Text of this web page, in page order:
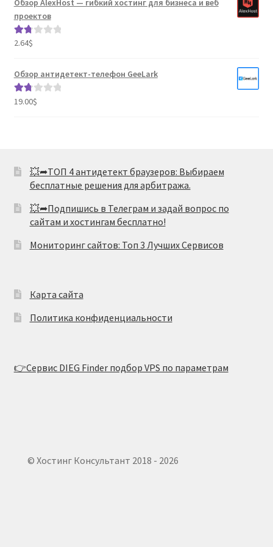
Обзор AlexHost — гибкий хостинг для бизнеса и веб
проектов
Оце
1.80
из 5
2.64$
Обзор антидетект-телефон GeeLark
Оце
19.00$
💥➦ТОП 4 антидетект браузеров: Выбираем
бесплатные решения для арбитража.
💥➦Подпишись в Телеграм и задай вопрос по
сайтам и хостингам бесплатно!
Мониторинг сайтов: Топ 3 Лучших Сервисов
Карта сайта
Политика конфиденциальности
👉Сервис DIEG Finder подбор VPS по параметрам
© Хостинг Консультант 2018 - 2026